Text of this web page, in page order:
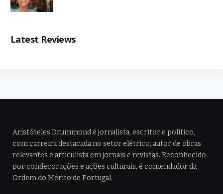
Latest Reviews
Aristóteles Drummond é jornalista, escritor e político,
com carreira destacada no setor elétrico, autor de obras
relevantes e articulista em jornais e revistas. Reconhecido
por condecorações e ações culturais, é comendador da
Ordem do Mérito de Portugal.